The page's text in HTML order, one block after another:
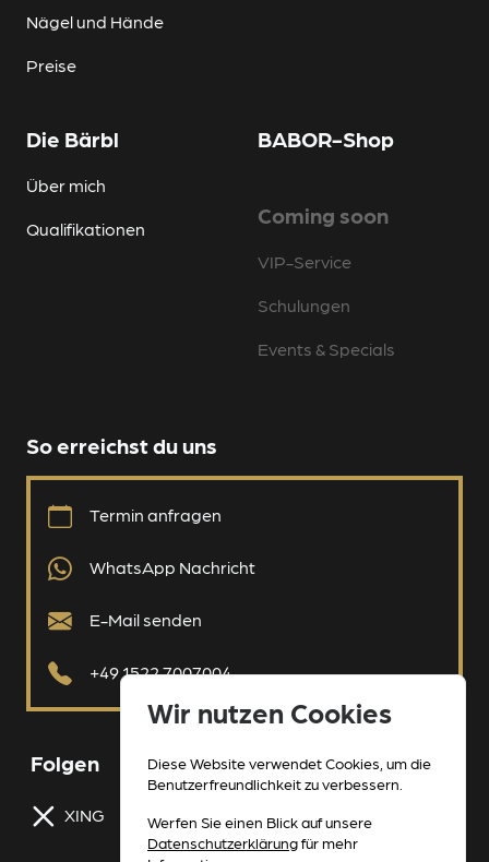
Nägel und Hände
Preise
Die Bärbl
Über mich
Qualifikationen
BABOR-Shop
Coming soon
VIP-Service
Schulungen
Events & Specials
So erreichst du uns
Termin anfragen
WhatsApp Nachricht
E-Mail senden
+49 1522 7007004
Folgen
XING Instagram
Wir nutzen Cookies
Diese Website verwendet Cookies, um die
Benutzerfreundlichkeit zu verbessern.
Werfen Sie einen Blick auf unsere
Datenschutzerklärungfür mehr